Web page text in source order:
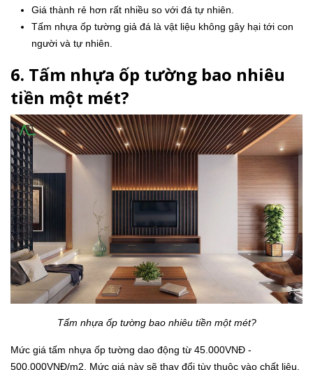
Giá thành rẻ hơn rất nhiều so với đá tự nhiên.
Tấm nhựa ốp tường giả đá là vật liệu không gây hại tới con
người và tự nhiên.
6. Tấm nhựa ốp tường bao nhiêu
tiền một mét?
Tấm nhựa ốp tường bao nhiêu tiền một mét?
Mức giá tấm nhựa ốp tường dao động từ 45.000VNĐ -
500.000VNĐ/m2. Mức giá này sẽ thay đổi tùy thuộc vào chất liệu,